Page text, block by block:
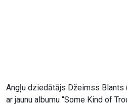
Angļu dziedātājs Džeimss
ar jaunu albumu “Some Kind of